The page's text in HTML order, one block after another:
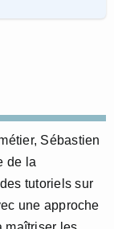
Sébastien
de la
tutoriels sur
une approche